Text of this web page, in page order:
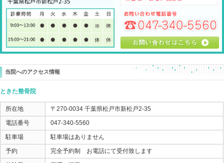
お悩みの方、気軽にご相談くださいね。
ときた整骨院
http://tokitaseikotsuin.com/
«松戸市 メンタルの悩み